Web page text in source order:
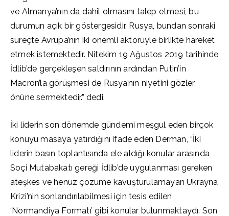
ve Almanya’nın da dahil olmasını talep etmesi, bu
durumun açık bir göstergesidir. Rusya, bundan sonraki
süreçte Avrupa’nın iki önemli aktörüyle birlikte hareket
etmek istemektedir. Nitekim 19 Ağustos 2019 tarihinde
İdlib’de gerçekleşen saldırının ardından Putin’in
Macron’la görüşmesi de Rusya’nın niyetini gözler
önüne sermektedir.” dedi.
İki liderin son dönemde gündemi meşgul eden birçok
konuyu masaya yatırdığını ifade eden Derman, “İki
liderin basın toplantısında ele aldığı konular arasında
Soçi Mutabakatı gereği İdlib’de uygulanması gereken
ateşkes ve henüz çözüme kavuşturulamayan Ukrayna
Krizi’nin sonlandırılabilmesi için tesis edilen
‘Normandiya Formatı’ gibi konular bulunmaktaydı. Son